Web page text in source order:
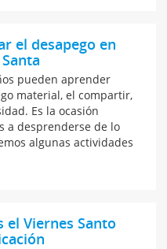
el desapego en
pueden aprender
material, el compartir,
Es la ocasión
a desprenderse de lo
algunas actividades
el Viernes Santo